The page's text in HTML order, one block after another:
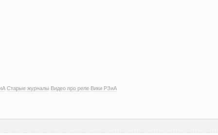
Старые журналы Видео про реле Вики РЗиА